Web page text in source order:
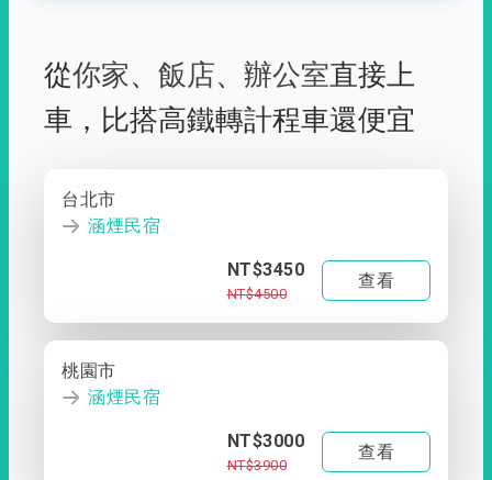
從你家、 飯店、 辦公室直接上
車， 比搭高鐵轉計程車還便宜
台北市
涵煙民宿
NT$3450
NT$4500
查看
桃園市
涵煙民宿
NT$3000
NT$3900
查看